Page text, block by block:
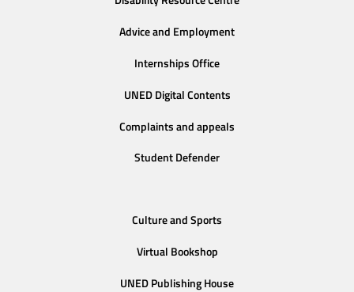
Advice and Employment
Internships Office
UNED Digital Contents
Complaints and appeals
Student Defender
Culture and Sports
Virtual Bookshop
UNED Publishing House